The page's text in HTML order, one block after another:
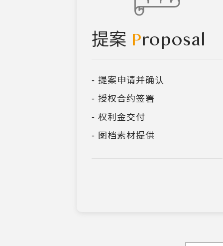
提案 Proposal
- 提案申请并确认
- 授权合约签署
- 权利金交付
- 图档素材提供